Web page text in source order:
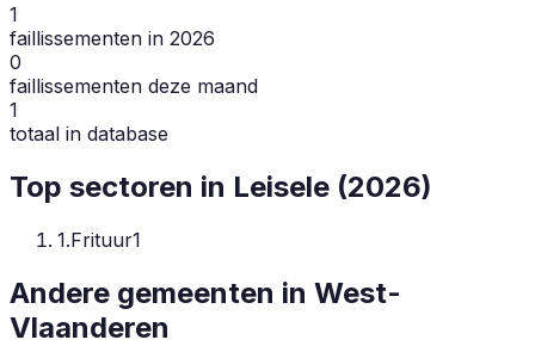
1
faillissementen in 2026
0
faillissementen deze maand
1
totaal in database
Top sectoren in Leisele (2026)
1.Frituur1
Andere gemeenten in West-
Vlaanderen